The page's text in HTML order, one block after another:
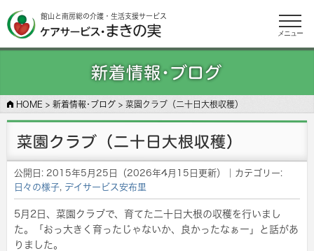
館山と南房総の介護・生活支援サービス
メニュー
新着情報･ブログ
HOME > 新着情報･ブログ > 菜園クラブ（二十日大根収穫）
菜園クラブ（二十日大根収穫）
公開日: 2015年5月25日 （2026年4月15日更新）
｜カテゴリー:
日々の様子, デイサービス安布里
5月2日、菜園クラブで、育てた二十日大根の収穫を行いまし
た。「おっ大きく育ったじゃないか、良かったなぁー」と話があ
りました。